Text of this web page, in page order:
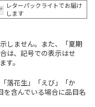
レターパックライトでお届け
します
しません。また、「夏期
は、記号での表示はせ
す。
落花生」「えび」「か
を含んでいる場合に品目名